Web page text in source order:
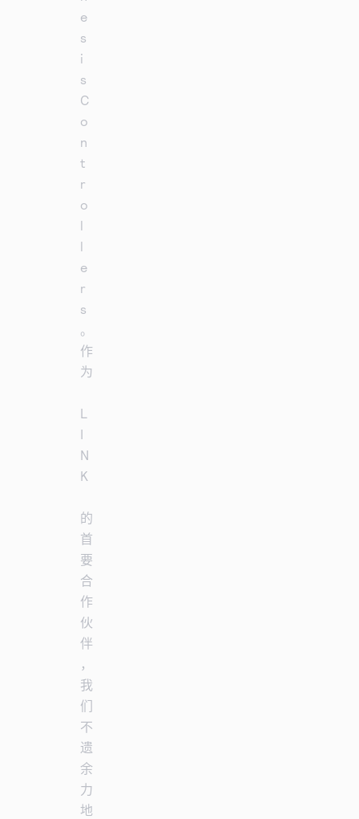
e
s
i
s
C
o
n
t
r
o
l
l
e
r
s
。
作
为
L
I
N
K
的
首
要
合
作
伙
伴
，
我
们
不
遗
余
力
地